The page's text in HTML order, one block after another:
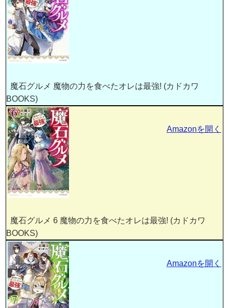
魔石グルメ 魔物の力を食べたオレは最強! (カドカワ
BOOKS)
魔石グルメ 6 魔物の力を食べたオレは最強! (カドカワ
BOOKS)
Amazonを開く
Amazonを開く